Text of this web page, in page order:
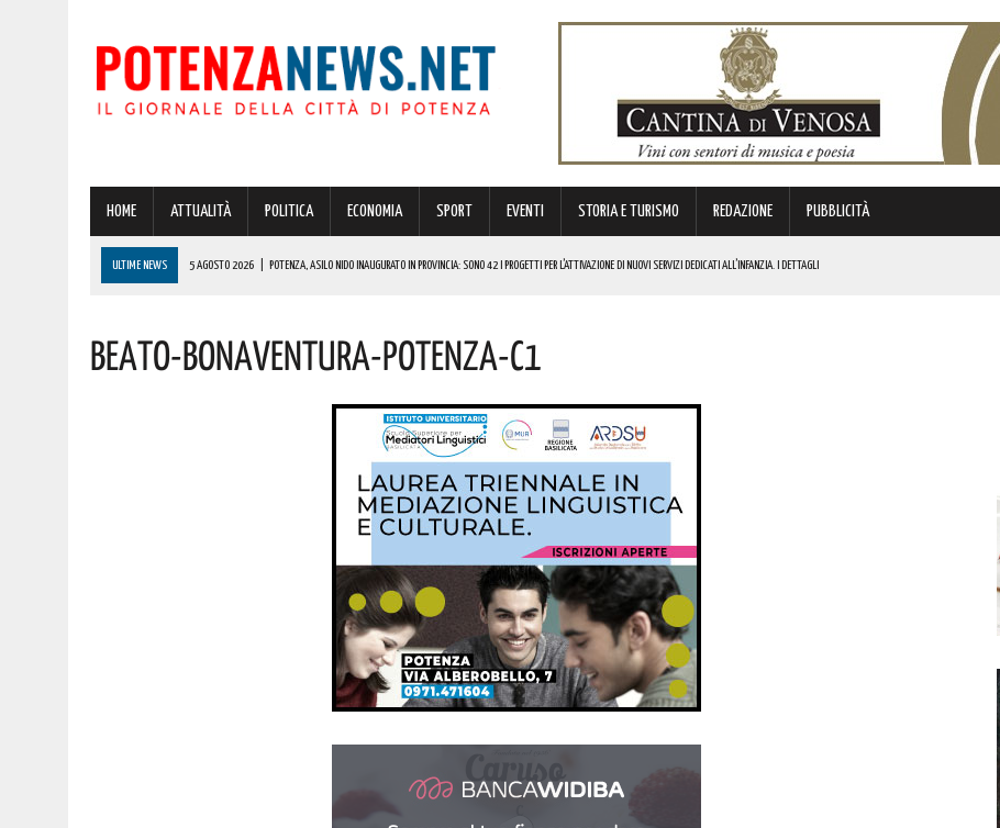
HOME ATTUALITÀ POLITICA ECONOMIA SPORT EVENTI STORIA E TURISMO REDAZIONE PUBBLICITÀ
ULTIME NEWS 5 AGOSTO 2026 POTENZA, ASILO NIDO INAUGURATO IN PROVINCIA: SONO 42 I PROGETTI PER L’ATTIVAZIONE DI NUOVI SERVIZI DEDICATI ALL’INFANZIA. I DETTAGLI
5 AGOSTO 2026 | POTENZA: GRAVE INCENDIO IN PROVINCIA! VIGILI DEL FUOCO SUL POSTO DA IERI
A MOLITERNO IN ONORE DEL PATRONO SAN DOMENICO, MOMENTI DI FEDE, DI COMUNITÀ, DI SANO DIVERTIMENTO. ECCO LE FOTO
Beato-Bonaventura-Potenza-C1